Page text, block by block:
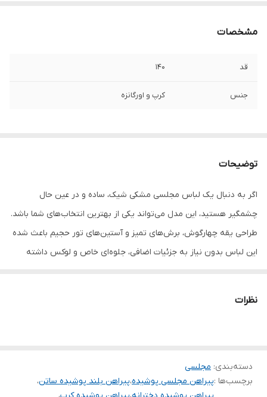
مشخصات
قد ۱۴۰
جنس کرپ و اورگانزه
توضیحات
اگر به دنبال یک لباس مجلسی مشکی شیک، ساده و در عین حال
چشمگیر هستید، این مدل می‌تواند یکی از بهترین انتخاب‌های شما باشد.
طراحی یقه چهارگوش، برش‌های تمیز و آستین‌های تور حجیم باعث شده
این لباس بدون نیاز به جزئیات اضافی، جلوه‌ای خاص و لوکس داشته
خوبی دارد و در کنار آستین‌های تور ظریف، ترکیبی زنانه و جذاب ایجاد
این لباس برای مهمانی‌های رسمی، مجالس خانوادگی، مراسم عقد، جشن‌ها
و مناسبت‌های مختلف انتخابی مناسب و ماندگار است.
نظرات
دسته‌بندی: مجلسی
برچسب‌ها :پیراهن مجلسی پوشیده،پیراهن بلند پوشیده ساتن،